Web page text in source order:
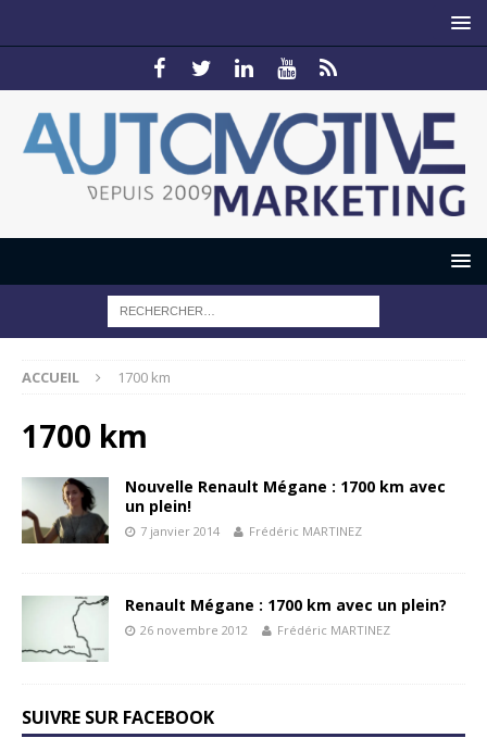
ACCUEIL 1700 km
1700 km
Nouvelle Renault Mégane : 1700 km avec
un plein!
7 janvier 2014 Frédéric MARTINEZ
Renault Mégane : 1700 km avec un plein?
26 novembre 2012 Frédéric MARTINEZ
SUIVRE SUR FACEBOOK